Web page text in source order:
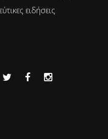
ειδήσεις